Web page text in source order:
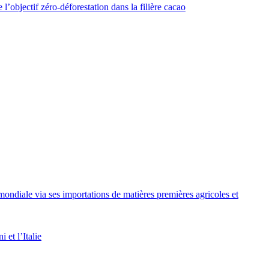
zéro-déforestation dans la filière cacao
via ses importations de matières premières agricoles et
et l’Italie